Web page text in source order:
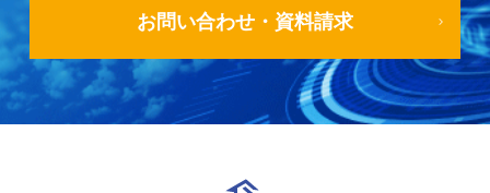
お問い合わせ・資料請求